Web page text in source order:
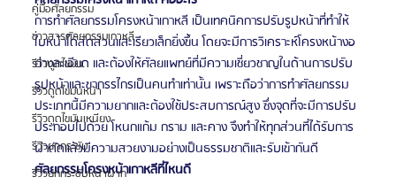
คู่มือศัลยกรรม
ข่าวสารศัลยกรรมเกาหลี
รีวิวดูดไขมัน
รีวิวดูดไขมันหน้า
รีวิวดูดไขมันเหนียง
รีวิวยกกระชับ
รีวิวยกกระชับหน้าผาก
การทำศัลยกรรมโครงหน้าเกาหลี เป็นเทคนิคการปรับรูปหน้าที่ทำให้
ใบหน้าได้สัดส่วนและเรียวเล็กยิ่งขึ้น โดยจะมีการวิเคราะห์โครงหน้างอ
ย่างละเอียด และต้องให้ศัลยแพทย์ที่มีความเชี่ยวชาญในด้านการปรับ
รูปหน้าและขากรรไกรเป็นคนทำเท่านั้น เพราะถือว่าการทำศัลยกรรม
ประเภทนี้มีความยากและต้องใช้ประสบการณ์สูง ซึ่งจุดที่จะมีการปรับ
ประกอบไปด้วย โหนกแก้ม กราม และคาง จึงทำให้ทุกส่วนที่ได้รับการ
ผ่าตัดแล้วมีความสวยงามอย่างเป็นธรรมชาติและรับเข้ากันดี
ศัลยกรรมโครงหน้าเกาหลีที่ไหนดี